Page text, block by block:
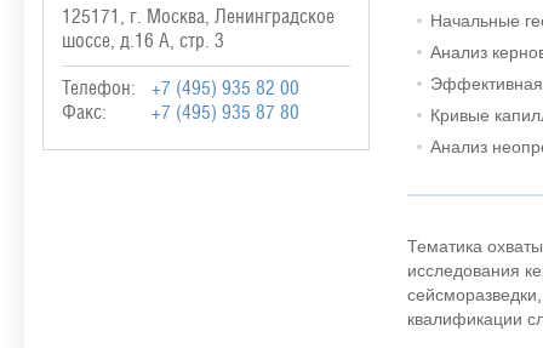
125171, г. Москва, Ленинградское
шоссе, д.16 А, стр. 3
Телефон:
+7 (495) 935 82 00
Факс:
+7 (495) 935 87 80
Начальные
Анализ
Кривые
Анализ
Тематика
исследования
квалификации